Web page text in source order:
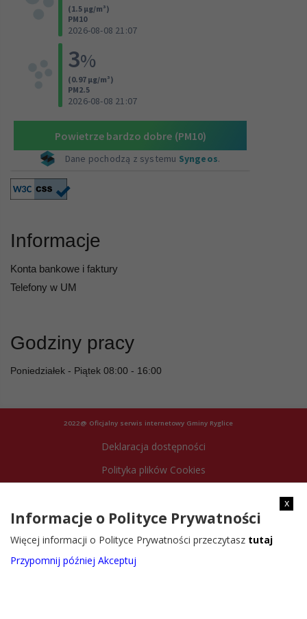
Informacje
Konta bankowe i faktury
Telefony w UM
Godziny pracy
Poniedziałek - Piątek 08:00 - 16:00
2022@ Oficjalny serwis internetowy Gminy Ryglice
Deklaracja dostępności
Polityka plików Cookies
x
Informacje o Polityce Prywatności
Więcej informacji o Polityce Prywatności przeczytasz tutaj
Przypomnij później Akceptuj